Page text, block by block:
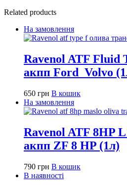
Related products
На замовлення
Ravenol ATF Fluid
акпп Ford_Volvo
650 грн В кошик
На замовлення
Ravenol ATF 8HP
акпп ZF 8 HP (1л)
790 грн В кошик
В наявності